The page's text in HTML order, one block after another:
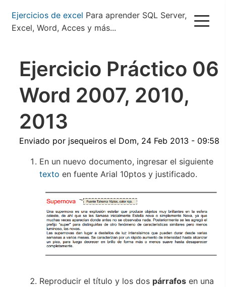
Pasar
contenido
Ejercicios de excel Para aprender SQL Server,
Excel, Word, Acces y más...
Ejercicio Práctico 06
Word 2007, 2010,
2013
Enviado por jsequeiros el Dom, 24 Feb 2013 - 09:58
En un nuevo documento, ingresar el siguiente
texto en fuente Arial 10ptos y justificado.
Reproducir el título y los dos párrafos en una